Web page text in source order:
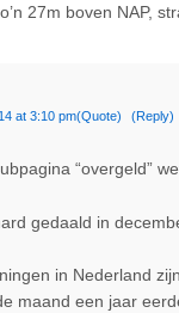
27m boven NAP,
at 3:10 pm(Quote) (Reply)
“overgeld”
gedaald in
in Nederland
maand een jaar